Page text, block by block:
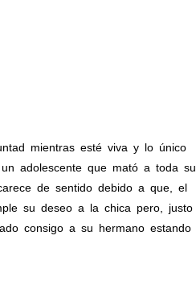
mientras esté viva y lo único
adolescente que mató a toda su
de sentido debido a que, el
su deseo a la chica pero, justo
consigo a su hermano estando